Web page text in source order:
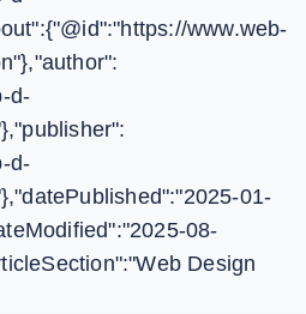
www.web-
d-
d-
01-
08-
Design